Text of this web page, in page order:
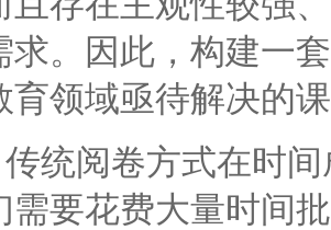
求。因此，构建一
育领域亟待解决的
阅卷方式在时间
需要花费大量时间